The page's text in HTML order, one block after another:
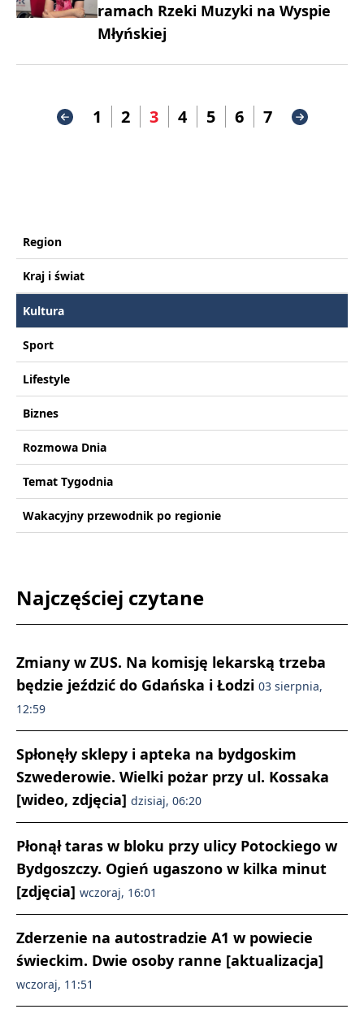
ramach Rzeki Muzyki na Wyspie
Młyńskiej
1 2 3 4 5 6 7
Region
Kraj i świat
Kultura
Sport
Lifestyle
Biznes
Rozmowa Dnia
Temat Tygodnia
Wakacyjny przewodnik po regionie
Najczęściej czytane
Zmiany w ZUS. Na komisję lekarską trzeba
będzie jeździć do Gdańska i Łodzi 03 sierpnia,
12:59
Spłonęły sklepy i apteka na bydgoskim
Szwederowie. Wielki pożar przy ul. Kossaka
[wideo, zdjęcia] dzisiaj, 06:20
Płonął taras w bloku przy ulicy Potockiego w
Bydgoszczy. Ogień ugaszono w kilka minut
[zdjęcia] wczoraj, 16:01
Zderzenie na autostradzie A1 w powiecie
świeckim. Dwie osoby ranne [aktualizacja]
wczoraj, 11:51